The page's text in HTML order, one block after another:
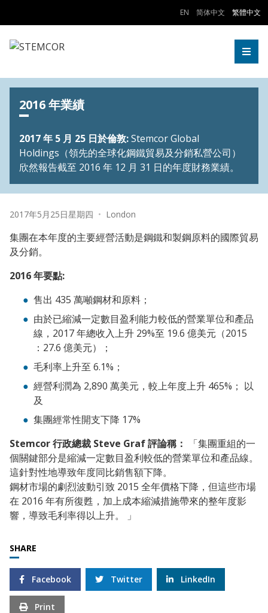
EN 简体中文 繁體中文
2016 年業績
2017 年 5 月 25 日於倫敦:Stemcor Global
Holdings（領先的全球化鋼鐵貿易及分銷私營公司）
欣然報告截至 2016 年 12 月 31 日的年度財務業績。
Date:
2017年5月25日星期四
Location: • London
集團在本年度的主要經營活動是鋼鐵和製鋼原料的國際貿易
及分銷。
2016 年要點:
售出 435 萬噸鋼材和原料；
由於已縮減一定數目盈利能力較低的營業單位和產品
線，2017 年總收入上升 29%至 19.6 億美元（2015
：27.6 億美元）；
毛利率上升至 6.1%；
經營利潤為 2,890 萬美元，較上年度上升 465%； 以
及
集團經常性開支下降 17%
Stemcor 行政總裁 Steve Graf 評論稱：
「集團重組的一
個關鍵部分是縮減一定數目盈利較低的營業單位和產品線。
這針對性地導致年度同比銷售額下降。
鋼材市場的劇烈波動引致 2015 全年價格下降，但這些市場
在 2016 年有所復甦，加上成本縮減措施帶來的整年度影
響，導致毛利率得以上升。 」
SHARE
Facebook Twitter LinkedIn
Print